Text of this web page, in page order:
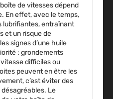
de vitesses dépend
En effet, avec le temps,
lubrifiantes, entraînant
et un risque de
signes d’une huile
: grondements
difficiles ou
peuvent en être les
c’est éviter des
Le